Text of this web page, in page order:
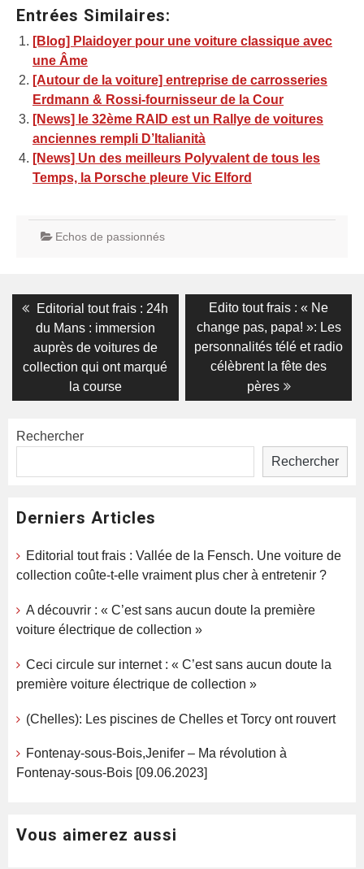
Entrées Similaires:
[Blog] Plaidoyer pour une voiture classique avec
une Âme
[Autour de la voiture] entreprise de carrosseries
Erdmann & Rossi-fournisseur de la Cour
[News] le 32ème RAID est un Rallye de voitures
anciennes rempli D’Italianità
[News] Un des meilleurs Polyvalent de tous les
Temps, la Porsche pleure Vic Elford
Echos de passionnés
Navigation
l’article
Previous
post:
Editorial tout frais : 24h
du Mans : immersion
auprès de voitures de
collection qui ont marqué
la course
Next
post:
Edito tout frais : « Ne
change pas, papa! »: Les
personnalités télé et radio
célèbrent la fête des
pères
Rechercher
Rechercher
Derniers Articles
Editorial tout frais : Vallée de la Fensch. Une voiture de
collection coûte-t-elle vraiment plus cher à entretenir ?
A découvrir : « C’est sans aucun doute la première
voiture électrique de collection »
Ceci circule sur internet : « C’est sans aucun doute la
première voiture électrique de collection »
(Chelles): Les piscines de Chelles et Torcy ont rouvert
Fontenay-sous-Bois,Jenifer – Ma révolution à
Fontenay-sous-Bois [09.06.2023]
Vous aimerez aussi